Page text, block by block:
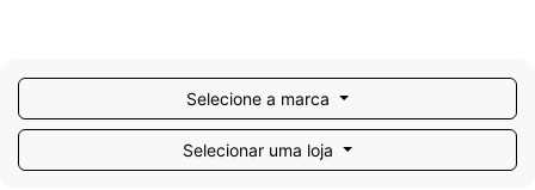
Selecione a marca
Selecionar uma loja